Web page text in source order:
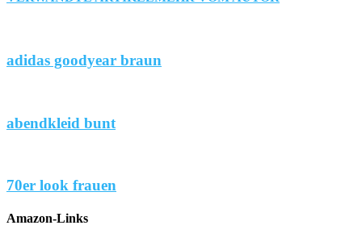
adidas goodyear braun
abendkleid bunt
70er look frauen
Amazon-Links